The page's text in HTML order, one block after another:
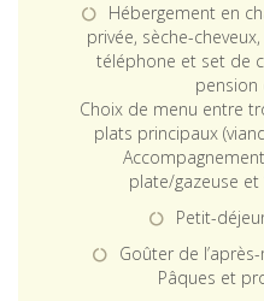
Hébergement en
privée, sèche-
téléphone et set de
pension
Choix de menu entre
plats principaux
plate/gazeuse
Petit-
Goûter de
Pâques et